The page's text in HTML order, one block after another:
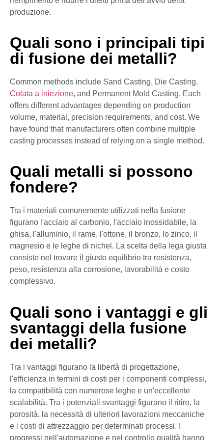
produzione.
Quali sono i principali tipi
di fusione dei metalli?
Common methods include Sand Casting, Die Casting,
Colata a iniezione, and Permanent Mold Casting. Each
offers different advantages depending on production
volume, material, precision requirements, and cost. We
have found that manufacturers often combine multiple
casting processes instead of relying on a single method.
Quali metalli si possono
fondere?
Tra i materiali comunemente utilizzati nella fusione
figurano l'acciaio al carbonio, l'acciaio inossidabile, la
ghisa, l'alluminio, il rame, l'ottone, il bronzo, lo zinco, il
magnesio e le leghe di nichel. La scelta della lega giusta
consiste nel trovare il giusto equilibrio tra resistenza,
peso, resistenza alla corrosione, lavorabilità e costo
complessivo.
Quali sono i vantaggi e gli
svantaggi della fusione
dei metalli?
Tra i vantaggi figurano la libertà di progettazione,
l'efficienza in termini di costi per i componenti complessi,
la compatibilità con numerose leghe e un'eccellente
scalabilità. Tra i potenziali svantaggi figurano il ritiro, la
porosità, la necessità di ulteriori lavorazioni meccaniche
e i costi di attrezzaggio per determinati processi. I
progressi nell'automazione e nel controllo qualità hanno